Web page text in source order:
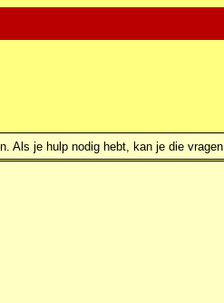
Als je hulp nodig hebt, kan je die vragen.